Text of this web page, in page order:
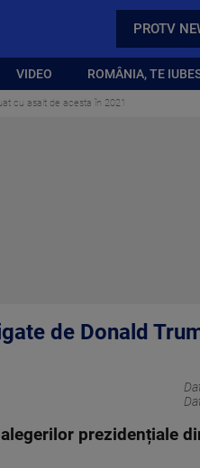
PROTV
VIDEO ROMÂNIA, TE
cu asalt de acesta în 2021
de Donald
prezidențiale